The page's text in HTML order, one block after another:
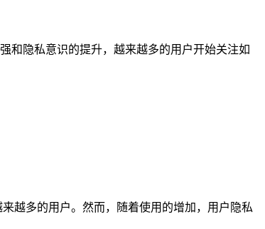
和隐私意识的提升，越来越多的用户开始关注如
越多的用户。然而，随着使用的增加，用户隐私